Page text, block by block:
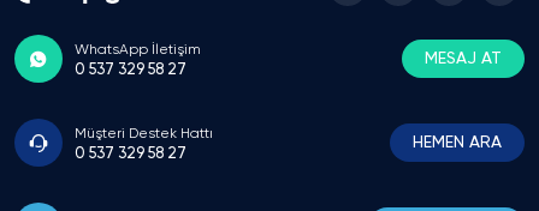
uğraştırmadı
Grafik Tasarımcı
Paylaşımlarımın kimseye ulaşmadığı oluyordu, en
WhatsApp İletişim
0 537 329 58 27
MESAJ AT
Müşteri Destek Hattı
0 537 329 58 27
HEMEN ARA